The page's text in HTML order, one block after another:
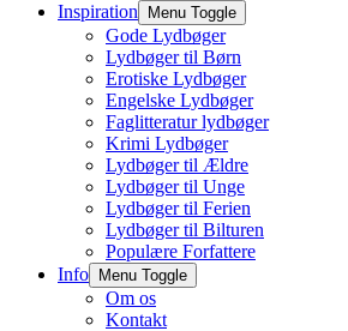
Inspiration
Menu Toggle
Gode Lydbøger
Lydbøger til Børn
Erotiske Lydbøger
Engelske Lydbøger
Faglitteratur lydbøger
Krimi Lydbøger
Lydbøger til Ældre
Lydbøger til Unge
Lydbøger til Ferien
Lydbøger til Bilturen
Populære Forfattere
Info
Menu Toggle
Om os
Kontakt